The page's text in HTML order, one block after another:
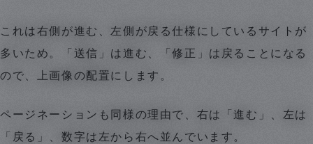
これは右側が進む、左側が戻る仕様にしているサイトが
多いため。「送信」は進む、「修正」は戻ることになる
ので、上画像の配置にします。
ページネーションも同様の理由で、右は「進む」、左は
「戻る」、数字は左から右へ並んでいます。